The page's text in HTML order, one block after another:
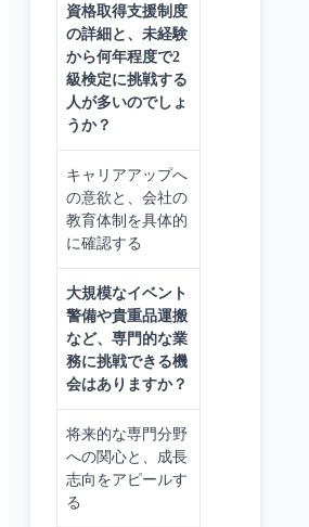
資格取得支援制度
の詳細と、未経験
から何年程度で2
級検定に挑戦する
人が多いのでしょ
うか？
キャリアアップへ
の意欲と、会社の
教育体制を具体的
に確認する
大規模なイベント
警備や貴重品運搬
など、専門的な業
務に挑戦できる機
会はありますか？
将来的な専門分野
への関心と、成長
志向をアピールす
る